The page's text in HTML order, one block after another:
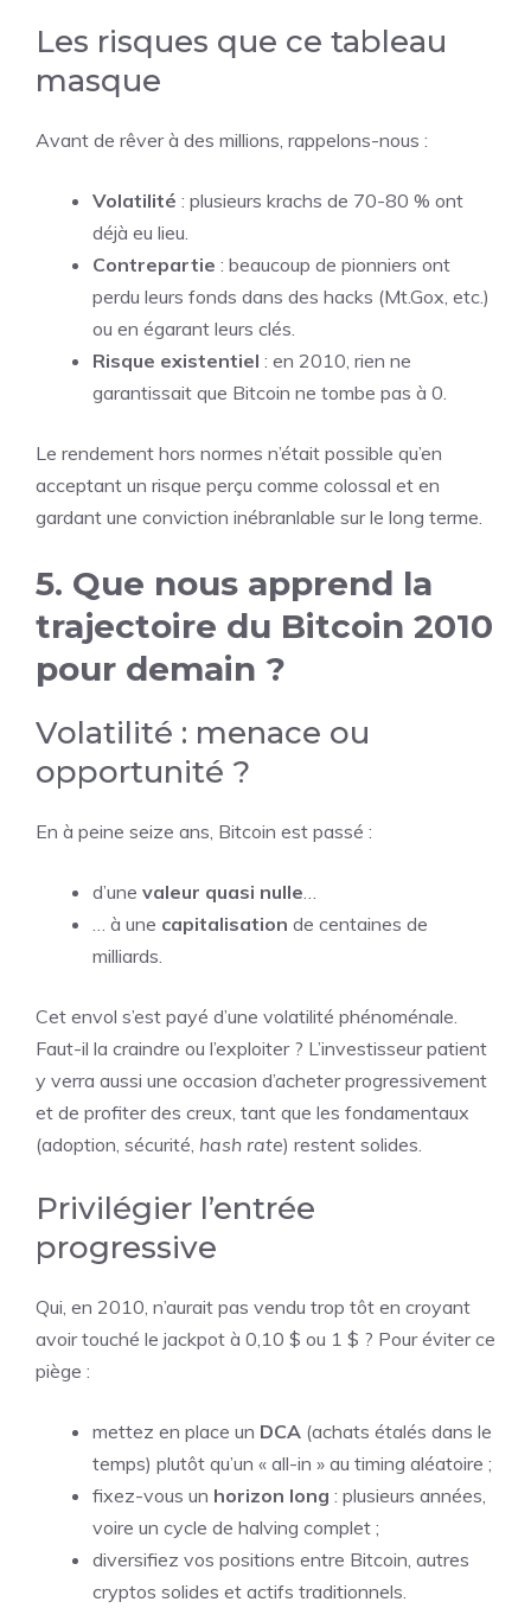
Les risques que ce tableau
masque
Avant de rêver à des millions, rappelons-nous :
Volatilité : plusieurs krachs de 70-80 % ont
déjà eu lieu.
Contrepartie : beaucoup de pionniers ont
perdu leurs fonds dans des hacks (Mt.Gox, etc.)
ou en égarant leurs clés.
Risque existentiel : en 2010, rien ne
garantissait que Bitcoin ne tombe pas à 0.
Le rendement hors normes n’était possible qu’en
acceptant un risque perçu comme colossal et en
gardant une conviction inébranlable sur le long terme.
5. Que nous apprend la
trajectoire du Bitcoin 2010
pour demain ?
Volatilité : menace ou
opportunité ?
En à peine seize ans, Bitcoin est passé :
d’une valeur quasi nulle…
… à une capitalisation de centaines de
milliards.
Cet envol s’est payé d’une volatilité phénoménale.
Faut-il la craindre ou l’exploiter ? L’investisseur patient
y verra aussi une occasion d’acheter progressivement
et de profiter des creux, tant que les fondamentaux
(adoption, sécurité, hash rate) restent solides.
Privilégier l’entrée
progressive
Qui, en 2010, n’aurait pas vendu trop tôt en croyant
avoir touché le jackpot à 0,10 $ ou 1 $ ? Pour éviter ce
piège :
mettez en place un DCA (achats étalés dans le
temps) plutôt qu’un « all-in » au timing aléatoire ;
fixez-vous un horizon long : plusieurs années,
voire un cycle de halving complet ;
diversifiez vos positions entre Bitcoin, autres
cryptos solides et actifs traditionnels.